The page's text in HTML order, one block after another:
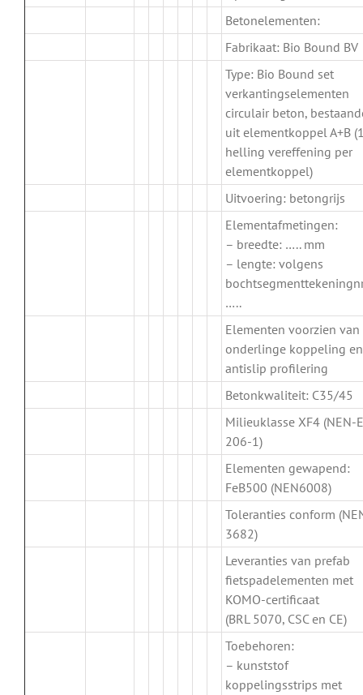
Betonelementen:
Fabrikaat: Bio Bound BV
Type: Bio Bound set
verkantingselementen
circulair beton,
uit elementkoppel A+B
helling vereffening per
elementkoppel)
Uitvoering: betongrijs
Elementafmetingen:
– breedte: ….. mm
– lengte: volgens
…..
Elementen voorzien van
onderlinge koppeling en
antislip profilering
Betonkwaliteit: C35/45
Milieuklasse XF4 (NEN-
206-1)
Elementen gewapend:
FeB500 (NEN6008)
Toleranties conform
3682)
Leveranties van prefab
fietspadelementen met
KOMO-certificaat
(BRL 5070, CSC en CE)
Toebehoren:
– kunststof
koppelingsstrips met